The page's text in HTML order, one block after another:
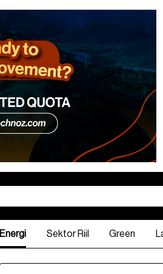
Energi Sektor Riil Green